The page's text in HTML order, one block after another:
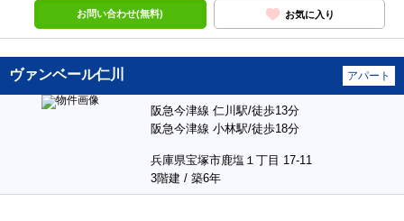
お問い合わせ(無料) お気に入り
ヴァンベール仁川 アパート
阪急今津線 仁川駅/徒歩13分
阪急今津線 小林駅/徒歩18分
兵庫県宝塚市鹿塩１丁目 17-11
3階建 / 築6年